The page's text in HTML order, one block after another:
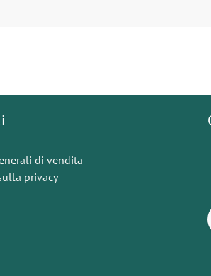
di vendita
privacy